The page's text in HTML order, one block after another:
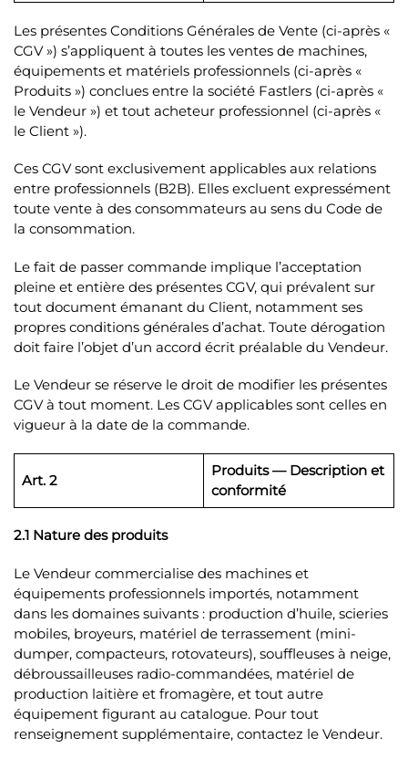
Les présentes Conditions Générales de Vente (ci-après «
CGV ») s’appliquent à toutes les ventes de machines,
équipements et matériels professionnels (ci-après «
Produits ») conclues entre la société Fastlers (ci-après «
le Vendeur ») et tout acheteur professionnel (ci-après «
le Client »).
Ces CGV sont exclusivement applicables aux relations
entre professionnels (B2B). Elles excluent expressément
toute vente à des consommateurs au sens du Code de
la consommation.
Le fait de passer commande implique l’acceptation
pleine et entière des présentes CGV, qui prévalent sur
tout document émanant du Client, notamment ses
propres conditions générales d’achat. Toute dérogation
doit faire l’objet d’un accord écrit préalable du Vendeur.
Le Vendeur se réserve le droit de modifier les présentes
CGV à tout moment. Les CGV applicables sont celles en
vigueur à la date de la commande.
Art. 2
Produits — Description et
conformité
2.1 Nature des produits
Le Vendeur commercialise des machines et
équipements professionnels importés, notamment
dans les domaines suivants : production d’huile, scieries
mobiles, broyeurs, matériel de terrassement (mini-
dumper, compacteurs, rotovateurs), souffleuses à neige,
débroussailleuses radio-commandées, matériel de
production laitière et fromagère, et tout autre
équipement figurant au catalogue. Pour tout
renseignement supplémentaire, contactez le Vendeur.